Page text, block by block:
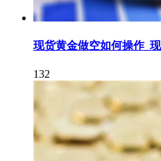
现货黄金做空如何操作_
132